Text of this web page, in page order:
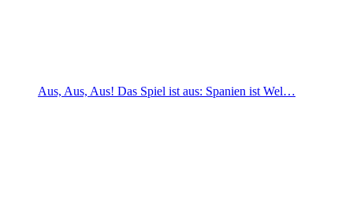
Aus, Aus, Aus! Das Spiel ist aus: Spanien ist Wel…